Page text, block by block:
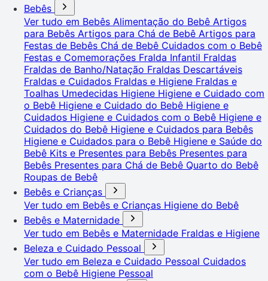
Bebês
Ver tudo em Bebês Alimentação do Bebê Artigos
para Bebês Artigos para Chá de Bebê Artigos para
Festas de Bebês Chá de Bebê Cuidados com o Bebê
Festas e Comemorações Fralda Infantil Fraldas
Fraldas de Banho/Natação Fraldas Descartáveis
Fraldas e Cuidados Fraldas e Higiene Fraldas e
Toalhas Umedecidas Higiene Higiene e Cuidado com
o Bebê Higiene e Cuidado do Bebê Higiene e
Cuidados Higiene e Cuidados com o Bebê Higiene e
Cuidados do Bebê Higiene e Cuidados para Bebês
Higiene e Cuidados para o Bebê Higiene e Saúde do
Bebê Kits e Presentes para Bebês Presentes para
Bebês Presentes para Chá de Bebê Quarto do Bebê
Roupas de Bebê
Bebês e Crianças
Ver tudo em Bebês e Crianças Higiene do Bebê
Bebês e Maternidade
Ver tudo em Bebês e Maternidade Fraldas e Higiene
Beleza e Cuidado Pessoal
Ver tudo em Beleza e Cuidado Pessoal Cuidados
com o Bebê Higiene Pessoal